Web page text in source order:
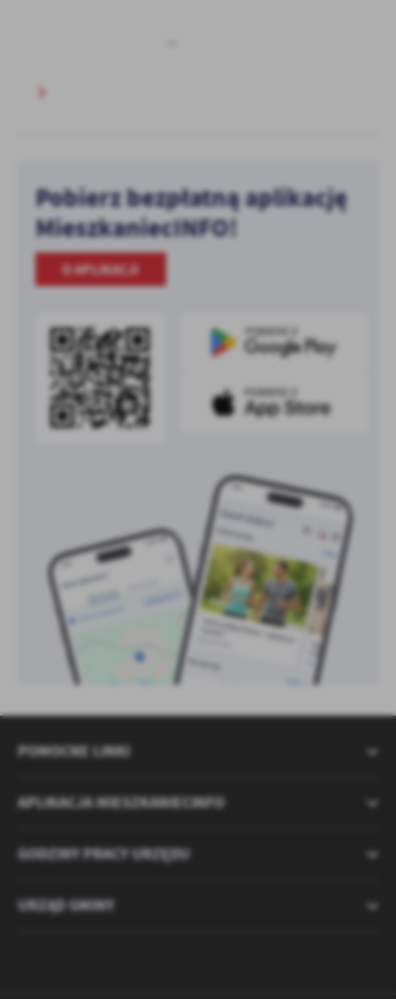
Pobierz bezpłatną aplikację
MieszkaniecINFO!
O APLIKACJI
POMOCNE LINKI
APLIKACJA MIESZKANIECINFO
GODZINY PRACY URZĘDU
URZĄD GMINY